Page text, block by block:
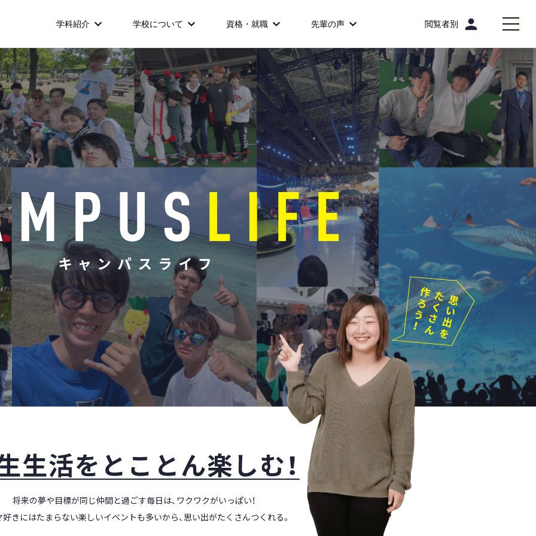
学科紹介 学校について 資格・就職 先輩の声 閲覧者別 person
生活をとことん楽しむ！
将来の夢や目標が同じ仲間と過ごす毎日は、ワクワクがいっぱい！
きにはたまらない楽しいイベントも多いから、思い出がたくさんつくれる。